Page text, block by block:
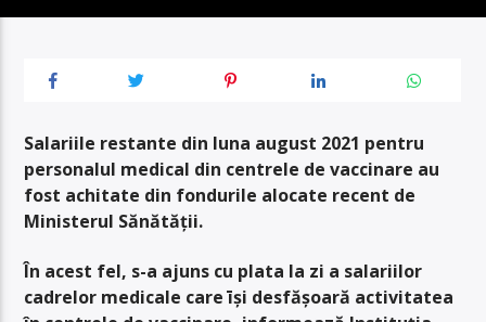
Salariile restante din luna august 2021 pentru
personalul medical din centrele de vaccinare au
fost achitate din fondurile alocate recent de
Ministerul Sănătății.
În acest fel, s-a ajuns cu plata la zi a salariilor
cadrelor medicale care īși desfășoară activitatea